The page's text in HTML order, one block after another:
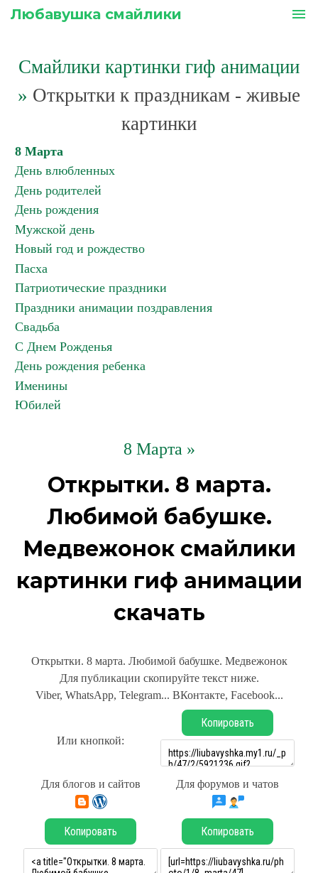
Любавушка смайлики menu
Смайлики картинки гиф анимации
» Открытки к праздникам - живые
картинки
8 Марта
День влюбленных
День родителей
День рождения
Мужской день
Новый год и рождество
Пасха
Патриотические праздники
Праздники анимации поздравления
Свадьба
С Днем Рожденья
День рождения ребенка
Именины
Юбилей
8 Марта »
Открытки. 8 марта.
Любимой бабушке.
Медвежонок смайлики
картинки гиф анимации
скачать
Открытки. 8 марта. Любимой бабушке. Медвежонок
Для публикации скопируйте текст ниже.
Viber, WhatsApp, Telegram... ВКонтакте, Facebook...
Или кнопкой:
Копировать
Для блогов и сайтов Для форумов и чатов
Копировать Копировать